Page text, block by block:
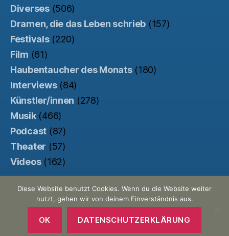
Diverses(506)
Dramen, die das Leben schrieb (157)
Festivals(220)
Film (61)
Haubentaucher des Monats(180)
Interviews(84)
Künstler/innen (278)
Musik(466)
Podcast (87)
Theater (57)
Videos(162)
© 2026Der Haubentaucher
Made with ♥ by Pretty Commercial/
Unterstützt von der
Kinowebsite Uncut
Nach oben
Diese Website benutzt Cookies. Wenn du die Website weiter
nutzt, gehen wir von deinem Einverständnis aus.
OK DATENSCHUTZERKLÄRUNG